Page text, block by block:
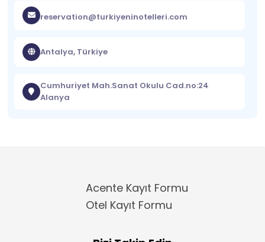
reservation@turkiyeninotelleri.com
Antalya, Türkiye
Cumhuriyet Mah.Sanat Okulu Cad.no:24
Alanya
Acente Kayıt Formu
Otel Kayıt Formu